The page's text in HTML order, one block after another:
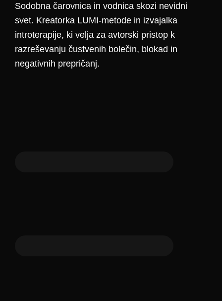
Sodobna čarovnica in vodnica skozi nevidni
svet. Kreatorka LUMI-metode in izvajalka
introterapije, ki velja za avtorski pristop k
razreševanju čustvenih bolečin, blokad in
negativnih prepričanj.